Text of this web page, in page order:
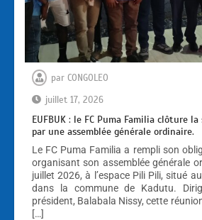
par CONGOLEO
juillet 17, 2026
EUFBUK : le FC Puma Familia clôture
par une assemblée générale ordinaire.
Le FC Puma Familia a rempli son
organisant son assemblée générale
juillet 2026, à l’espace Pili Pili, situé
dans la commune de Kadutu.
président, Balabala Nissy, cette
[…]